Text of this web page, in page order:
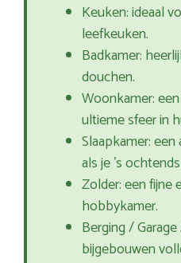
Keuken: ideaal
leefkeuken.
Badkamer:
douchen.
Woonkamer:
ultieme sfeer in
Slaapkamer:
als je ’s
Zolder: een fijne
hobbykamer.
Berging /
bijgebouwen